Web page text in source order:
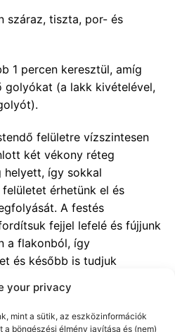
your privacy
mint a sütik, az eszközinformációk
böngészési élmény javítása és (nem)
száraz, tiszta, por- és
1 percen keresztül, amíg
golyókat (a lakk kivételével,
felületre vízszintesen
két vékony réteg
helyett, így sokkal
érhetünk el és
A festés
fejjel lefelé és fújjunk
a flakonból, így
és később is tudjuk
készülékeken és jól
alkalmazzuk.